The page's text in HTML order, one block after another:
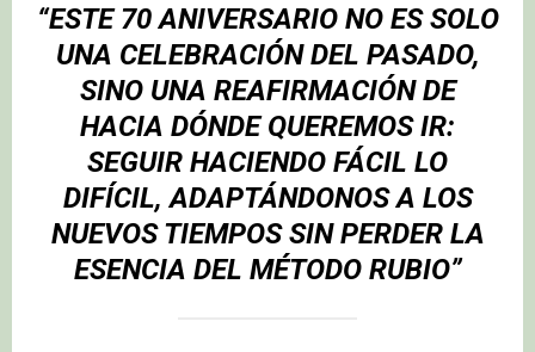
“ESTE 70 ANIVERSARIO NO ES SOLO
UNA CELEBRACIÓN DEL PASADO,
SINO UNA REAFIRMACIÓN DE
HACIA DÓNDE QUEREMOS IR:
SEGUIR HACIENDO FÁCIL LO
DIFÍCIL, ADAPTÁNDONOS A LOS
NUEVOS TIEMPOS SIN PERDER LA
ESENCIA DEL MÉTODO RUBIO”